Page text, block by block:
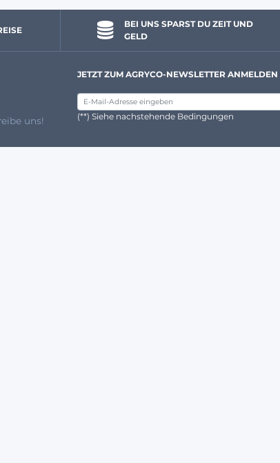
BEI UNS SPARST DU ZEIT UND
GELD
uns!
JETZT ZUM AGRYCO-NEWSLETTER
(**) Siehe nachstehende Bedingungen